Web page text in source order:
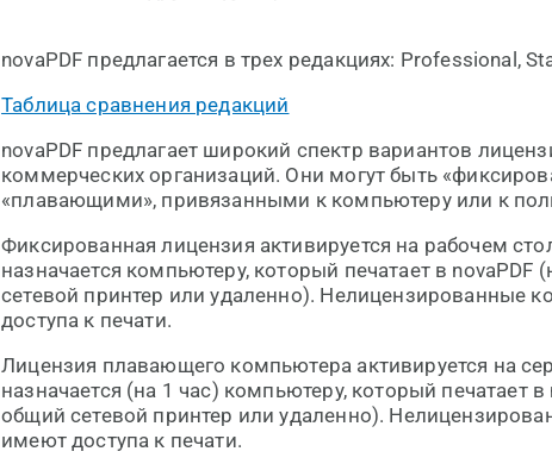
novaPDF предлагается в трех редакциях: Professional,
Таблица сравнения редакций
novaPDF предлагает широкий спектр вариантов
коммерческих организаций. Они могут быть
«плавающими», привязанными к компьютеру или к
Фиксированная лицензия активируется на рабочем
назначается компьютеру, который печатает в
сетевой принтер или удаленно). Нелицензированные
доступа к печати.
Лицензия плавающего компьютера активируется на
назначается (на 1 час) компьютеру, который печатает
общий сетевой принтер или удаленно).
имеют доступа к печати.